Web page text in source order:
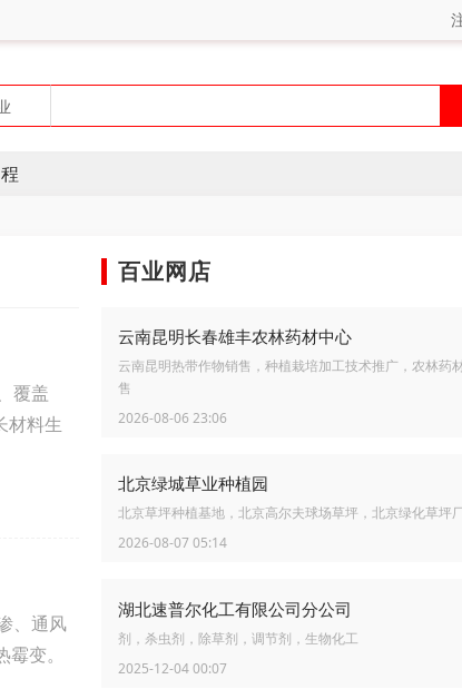
覆盖
材料生
、通风
变。
百业网店
云南昆明长春雄丰农林药材中心
云南昆明热带作物销售，种植栽培加工技术推广，农林药
售
2026-08-06 23:06
北京绿城草业种植园
北京草坪种植基地，北京高尔夫球场草坪，北京绿化草坪
2026-08-07 05:14
湖北速普尔化工有限公司分公司
剂，杀虫剂，除草剂，调节剂，生物化工
2025-12-04 00:07